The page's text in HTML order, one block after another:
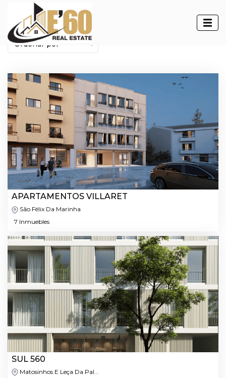
Emprendimientos
APARTAMENTOS VILLARET
São Félix Da Marinha
7 Inmuebles
SUL 560
Matosinhos E Leça Da Pal...